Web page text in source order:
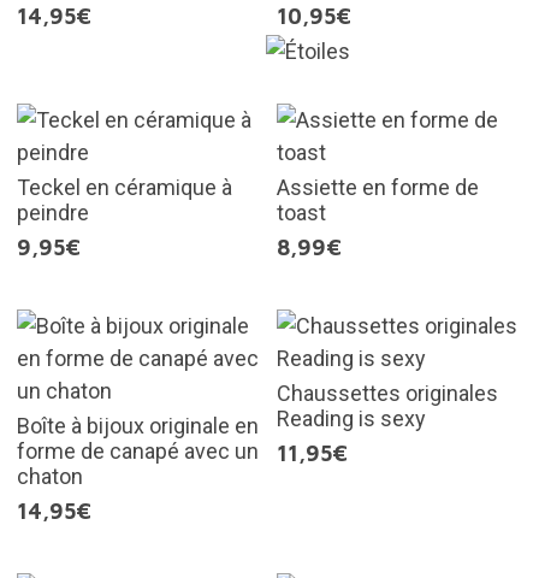
14,95€
10,95€
Teckel en céramique à
peindre
9,95€
Assiette en forme de
toast
8,99€
Boîte à bijoux originale en
forme de canapé avec un
chaton
14,95€
Chaussettes originales
Reading is sexy
11,95€